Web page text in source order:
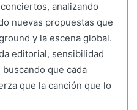
analizando
nuevas propuestas que
y la escena global.
editorial, sensibilidad
buscando que cada
que la canción que lo